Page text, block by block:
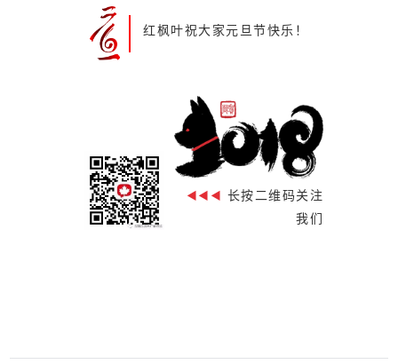
红枫叶祝大家元旦节快乐！
◀◀◀
长按二维码关注
我们